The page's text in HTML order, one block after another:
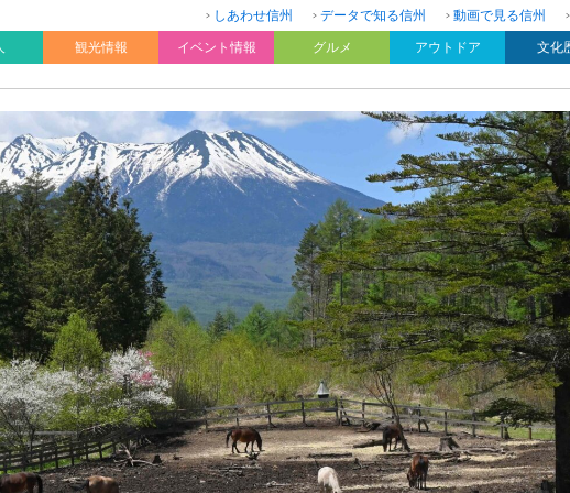
しあわせ信州 データで知る信州 動画で見る信州
観光情報 イベント情報 グルメ アウトドア 文化